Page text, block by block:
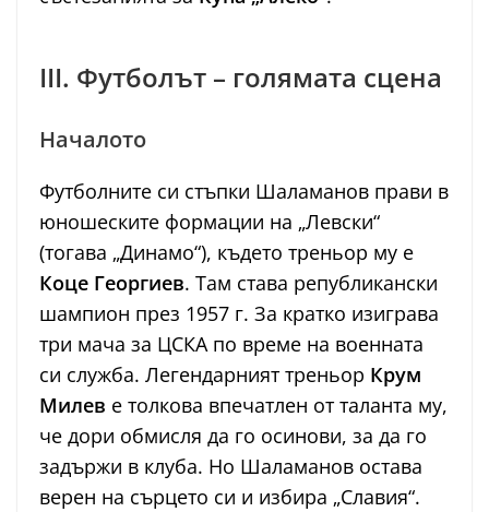
III. Футболът – голямата сцена
Началото
Футболните си стъпки Шаламанов прави в
юношеските формации на „Левски“
(тогава „Динамо“), където треньор му е
Коце Георгиев. Там става републикански
шампион през 1957 г. За кратко изиграва
три мача за ЦСКА по време на военната
си служба. Легендарният треньор Крум
Милев е толкова впечатлен от таланта му,
че дори обмисля да го осинови, за да го
задържи в клуба. Но Шаламанов остава
верен на сърцето си и избира „Славия“.